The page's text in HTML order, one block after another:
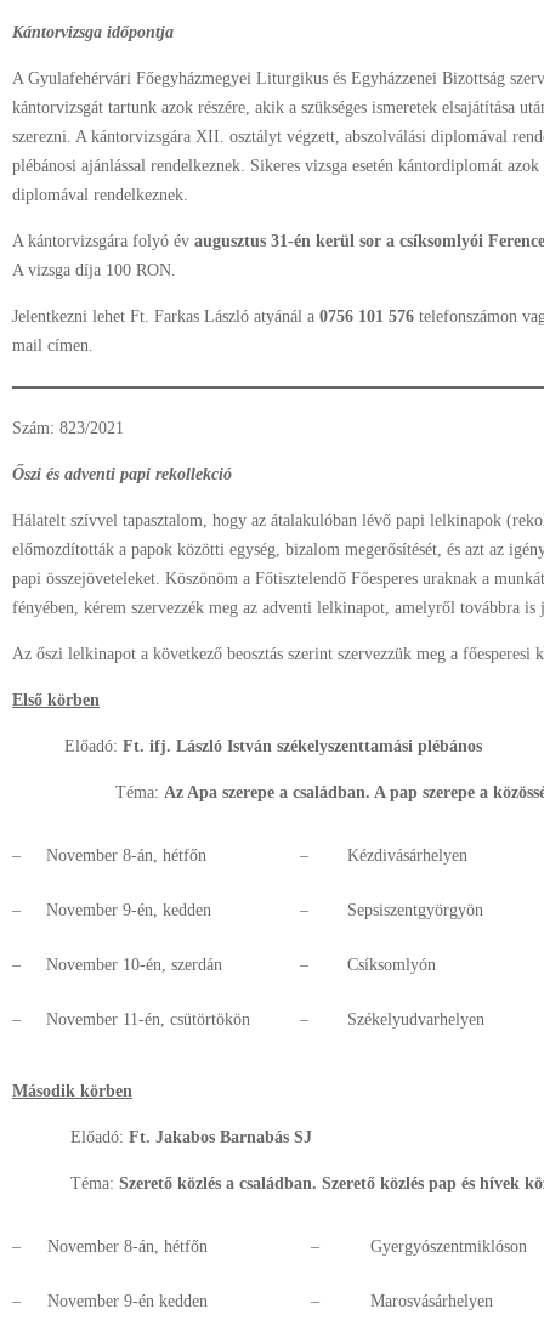
Kántorvizsga időpontja
A Gyulafehérvári Főegyházmegyei Liturgikus és Egyházzenei Bizottság
kántorvizsgát tartunk azok részére, akik a szükséges ismeretek elsajátítása
szerezni. A kántorvizsgára XII. osztályt végzett, abszolválási diplomával
plébánosi ajánlással rendelkeznek. Sikeres vizsga esetén kántordiplomát
diplomával rendelkeznek.
A kántorvizsgára folyó év augusztus 31-én kerül sor a csíksomlyói
A vizsga díja 100 RON.
Jelentkezni lehet Ft. Farkas László atyánál a 0756 101 576 telefonszámon
mail címen.
Szám: 823/2021
Őszi és adventi papi rekollekció
Hálatelt szívvel tapasztalom, hogy az átalakulóban lévő papi lelkinapok
előmozdították a papok közötti egység, bizalom megerősítését, és azt az
papi összejöveteleket. Köszönöm a Főtisztelendő Főesperes uraknak a
fényében, kérem szervezzék meg az adventi lelkinapot, amelyről továbbra is
Az őszi lelkinapot a következő beosztás szerint szervezzük meg a főesperesi
Első körben
Előadó: Ft. ifj. László István székelyszenttamási plébános
Téma:Az Apa szerepe a családban. A pap szerepe a
– November 8-án, hétfőn – Kézdivásárhelyen
– November 9-én, kedden – Sepsiszentgyörgyön
– November 10-én, szerdán – Csíksomlyón
– November 11-én, csütörtökön – Székelyudvarhelyen
Második körben
Előadó: Ft. Jakabos Barnabás SJ
Téma: Szerető közlés a családban. Szerető közlés pap és hívek
– November 8-án, hétfőn – Gyergyószentmiklóson
– November 9-én kedden – Marosvásárhelyen